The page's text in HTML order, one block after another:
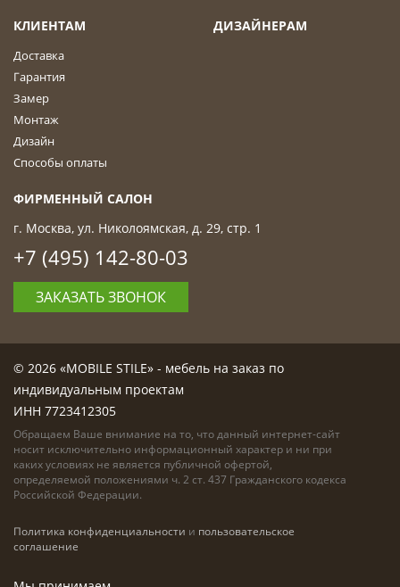
КЛИЕНТАМ
Доставка
Гарантия
Замер
Монтаж
Дизайн
Способы оплаты
ДИЗАЙНЕРАМ
ФИРМЕННЫЙ САЛОН
г. Москва, ул. Николоямская, д. 29, стр. 1
+7 (495) 142-80-03
ЗАКАЗАТЬ ЗВОНОК
© 2026 «MOBILE STILE» - мебель на заказ по
индивидуальным проектам
ИНН 7723412305
Обращаем Ваше внимание на то, что данный интернет-сайт
носит исключительно информационный характер и ни при
каких условиях не является публичной офертой,
определяемой положениями ч. 2 ст. 437 Гражданского кодекса
Российской Федерации.
Политика конфиденциальности и пользовательское
соглашение